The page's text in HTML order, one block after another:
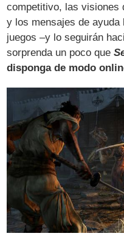
competitivo, las visiones
y los mensajes de ayuda
juegos –y lo seguirán
sorprenda un poco que
disponga de modo